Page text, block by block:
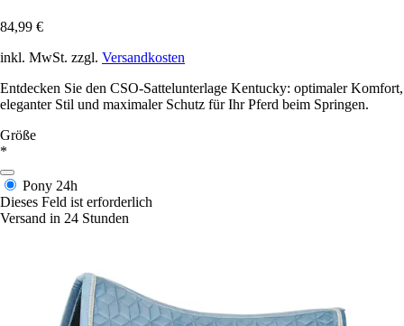
84,99 €
inkl. MwSt. zzgl. Versandkosten
Entdecken Sie den CSO-Sattelunterlage Kentucky: optimaler Komfort,
eleganter Stil und maximaler Schutz für Ihr Pferd beim Springen.
Größe
*
Pony 24h
Dieses Feld ist erforderlich
Versand in 24 Stunden